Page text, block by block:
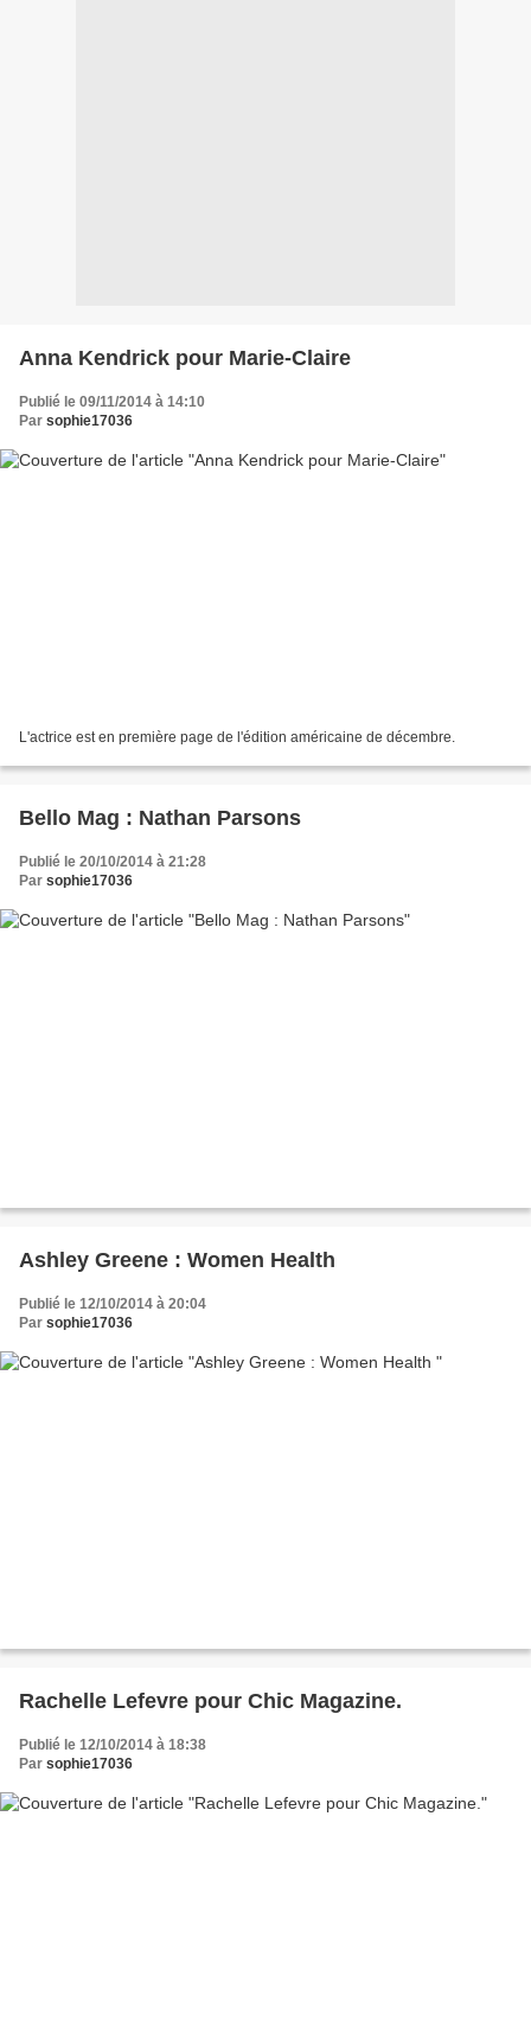
Anna Kendrick pour Marie-Claire
Publié le 09/11/2014 à 14:10
Par sophie17036
L'actrice est en première page de l'édition américaine de décembre.
Bello Mag : Nathan Parsons
Publié le 20/10/2014 à 21:28
Par sophie17036
Ashley Greene : Women Health
Publié le 12/10/2014 à 20:04
Par sophie17036
Rachelle Lefevre pour Chic Magazine.
Publié le 12/10/2014 à 18:38
Par sophie17036